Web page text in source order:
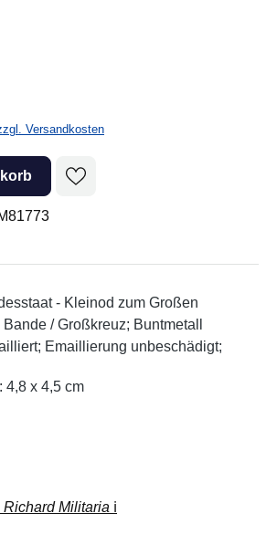
Versandkosten
den gewünschten Wert ein oder benutze die
- Kleinod zum Großen
/ Großkreuz; Buntmetall
Emaillierung unbeschädigt;
4,8 x 4,5 cm
Militaria ℹ️